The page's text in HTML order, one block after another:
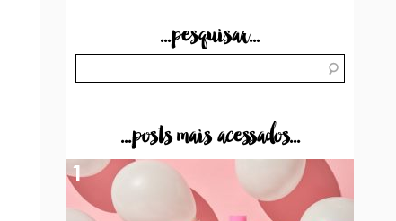
...pesquisar...
...posts mais acessados...
1